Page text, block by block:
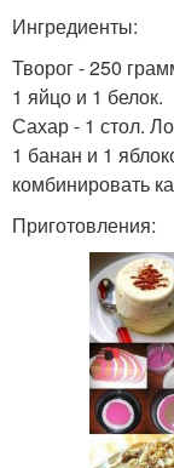
Ингредиенты:
Творог - 250
1 яйцо и 1 белок.
Сахар - 1 стол.
1 банан и 1
комбинировать
Приготовления: